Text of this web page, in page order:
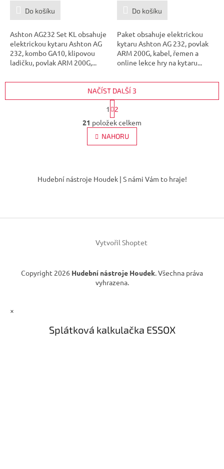
Do košíku
Ashton AG232 Set KL obsahuje
elektrickou kytaru Ashton AG
232, kombo GA10, klipovou
ladičku, povlak ARM 200G,...
Do košíku
Paket obsahuje elektrickou
kytaru Ashton AG 232, povlak
ARM 200G, kabel, řemen a
online lekce hry na kytaru...
O
v
l
á
c
í
k
v
i
s
u
NAČÍST DALŠÍ 3
t
r
á
n
k
n
1
2
21 položek celkem
NAHORU
í
Hudební nástroje Houdek | S námi Vám to hraje!
Vytvořil Shoptet
Copyright 2026 Hudební nástroje Houdek. Všechna práva
vyhrazena.
×
Splátková kalkulačka ESSOX